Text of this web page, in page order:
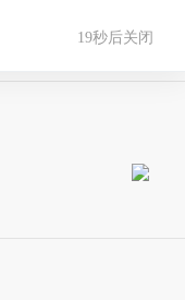
18秒后关闭